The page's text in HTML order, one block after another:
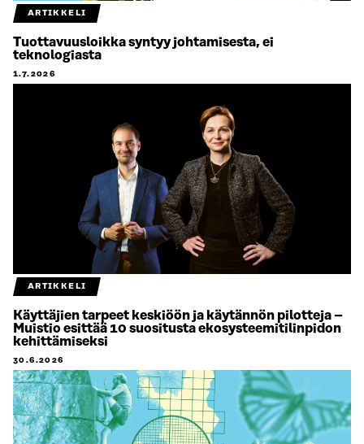
ARTIKKELI
Tuottavuusloikka syntyy johtamisesta, ei
teknologiasta
1.7.2026
ARTIKKELI
Käyttäjien tarpeet keskiöön ja käytännön pilotteja –
Muistio esittää 10 suositusta ekosysteemitilinpidon
kehittämiseksi
30.6.2026